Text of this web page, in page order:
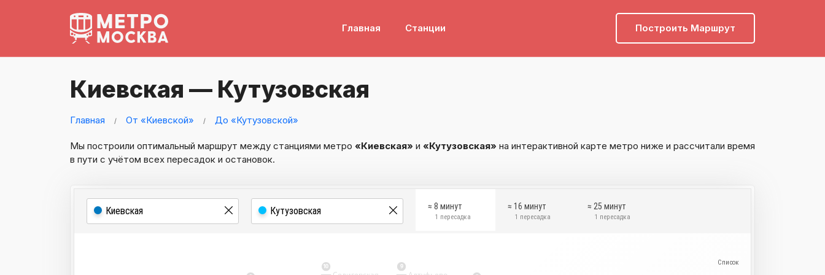
Главная Станции Построить Маршрут
Киевская — Кутузовская
Главная От «Киевской» До «Кутузовской»
Мы построили оптимальный маршрут между станциями метро «Киевская» и «Кутузовская» на интерактивной карте метро ниже и рассчитали время
в пути с учётом всех пересадок и остановок.
≈ 8 минут
1 пересадка
≈ 16 минут
1 пересадка
≈ 25 минут
1 пересадка
9
10